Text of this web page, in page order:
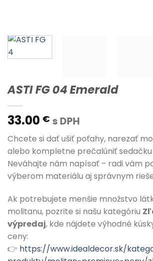
ASTI FG 04 Emerald
33.00 € s DPH
Chcete si dať ušiť poťahy, narezať
alebo kompletne prečalúniť
Neváhajte nám napísať – radi vám
výberom materiálu aj správnym
Ak potrebujete menšie množstvo
molitanu, pozrite si našu kategóriu
výpredaj, kde nájdete výhodné
ceny:
👉 https://www.idealdecor.sk/